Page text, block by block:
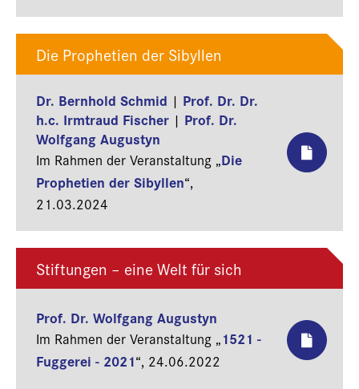
Die Prophetien der Sibyllen
Dr. Bernhold Schmid | Prof. Dr. Dr.
h.c. Irmtraud Fischer | Prof. Dr.
Wolfgang Augustyn
Im Rahmen der Veranstaltung „Die
Prophetien der Sibyllen“,
21.03.2024
Stiftungen – eine Welt für sich
Prof. Dr. Wolfgang Augustyn
Im Rahmen der Veranstaltung „1521 -
Fuggerei - 2021“, 24.06.2022